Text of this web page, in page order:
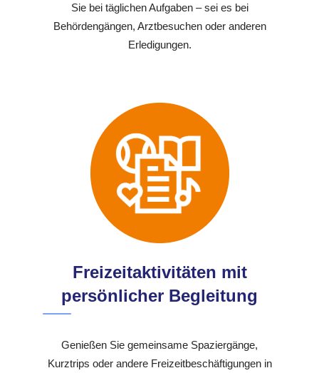
Sie bei täglichen Aufgaben – sei es bei
Behördengängen, Arztbesuchen oder anderen
Erledigungen.
Freizeitaktivitäten mit
persönlicher Begleitung
Genießen Sie gemeinsame Spaziergänge,
Kurztrips oder andere Freizeitbeschäftigungen in